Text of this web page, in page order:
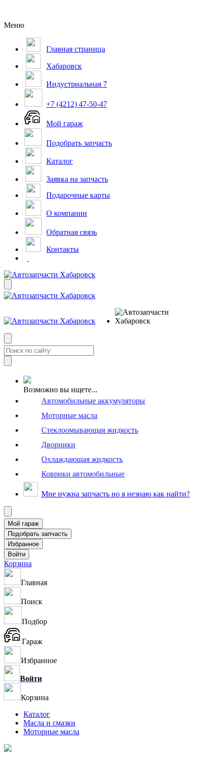
Меню
Главная страница
Хабаровск
Индустриальная 7
+7 (4212) 47-50-47
Мой гараж
Подобрать запчасть
Каталог
Заявка на запчасть
Подарочные карты
О компании
Обратная связь
Контакты
Возможно вы ищете...
Автомобильные аккумуляторы
Моторные масла
Стеклоомывающая жидкость
Дворники
Охлаждающая жидкость
Коврики автомобильные
Мне нужна запчасть но я незнаю как найти?
Корзина
Главная
Поиск
Подбор
Гараж
Избранное
Войти
Корзина
Каталог
Масла и смазки
Моторные масла